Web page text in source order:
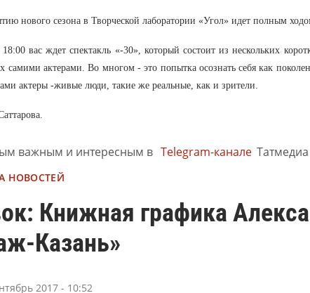
нового сезона в Творческой лаборатории «Угол» идет полным
вас ждет спектакль «-30», который состоит из нескольких
самими актерами. Во многом - это попытка осознать себя как
актеры -живые люди, такие же реальные, как и зрители.
важным и интересным в Telegram-канале Татмедиа
НОВОСТЕЙ
Книжная графика
Казань»
2017 - 10:52